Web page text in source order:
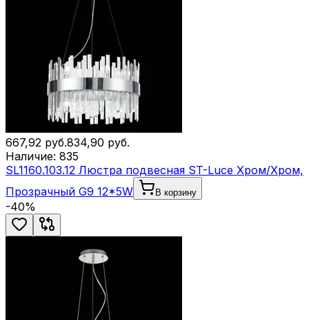
667,92 руб.834,90 руб.
Наличие: 835
SL1160.103.12 Люстра подвесная ST-Luce Хром/Хром,
Прозрачный G9 12*5W
В корзину
-40%